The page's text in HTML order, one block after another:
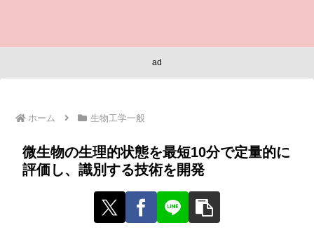
ad
ホーム 生物工学一般
微生物の生理的状態を最短10分で定量的に
評価し、識別する技術を開発